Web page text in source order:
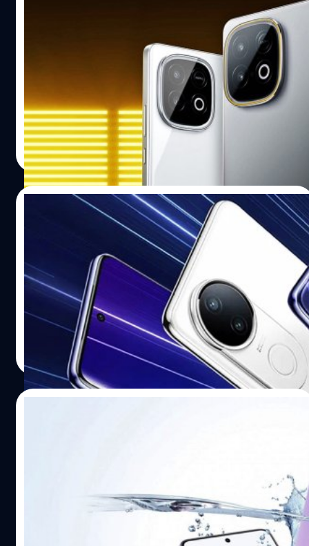
iQOO ยืนยัน Z10 Turbo+ บอดีบาง 8.16 มม.,
แบตฯ ใหญ่ 8,000 mAh และชาร์จไฟเร็ว 90
iQOO Z10 Turbo+ ได้รับการเปิดตัวพร้อมกับแบตเตอรี่ความ
จุสูงถึง 8,000 mAh ซึ่งเป็นแบตเตอรี่ขนาดใหญ่ที่สุดเท่าที่
iQOO เคยใช้มา
ปรีดี ฤกษ์วลีกุล| 370 days ago
Read More
31/07/2025
vivo เปิดตัว T4R : ขุมพลัง Dimensity 7400,
จอขอบโค้ง, กล้องเซลฟี 4K, เริ่มต้น 7,300
บาท
vivo ได้เปิดตัวสมาร์ตโฟนรุ่นที่ 5 ในซีรีส์ T4 นั่นคือ T4R ซึ่งได้
รับการติดตั้งแผงหน้าจอ AMOLED ขอบโค้งทั้ง 4 ด้าน
ปรีดี ฤกษ์วลีกุล| 371 days ago
Read More
Snapdragon 685 ระดับ 6 นาโนเมตร และมีความเร็วสูงสุด 2.8